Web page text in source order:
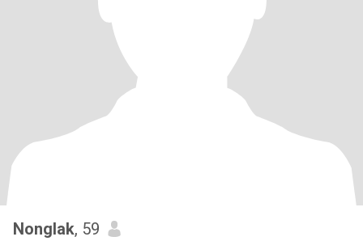
Nonglak, 59